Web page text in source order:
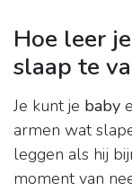
Hoe leer
slaap te
Je kunt je baby
armen wat
leggen als hij
moment van